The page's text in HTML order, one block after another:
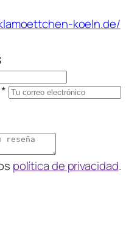
koeln.de/
política de privacidad.